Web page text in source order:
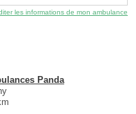
les informations de mon ambulance
Panda